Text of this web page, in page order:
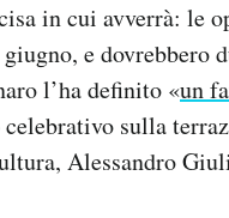
in cui avverrà: le
e dovrebbero
l’ha definito «un
sulla
Alessandro